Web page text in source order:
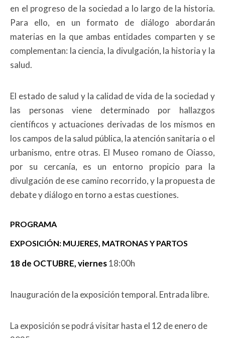
en el progreso de la sociedad a lo largo de la historia.
Para ello, en un formato de diálogo abordarán
materias en la que ambas entidades comparten y se
complementan: la ciencia, la divulgación, la historia y la
salud.
El estado de salud y la calidad de vida de la sociedad y
las personas viene determinado por hallazgos
científicos y actuaciones derivadas de los mismos en
los campos de la salud pública, la atención sanitaria o el
urbanismo, entre otras. El Museo romano de Oiasso,
por su cercanía, es un entorno propicio para la
divulgación de ese camino recorrido, y la propuesta de
debate y diálogo en torno a estas cuestiones.
PROGRAMA
EXPOSICIÓN: MUJERES, MATRONAS Y PARTOS
18 de OCTUBRE, viernes18:00h
Inauguración de la exposición temporal. Entrada libre.
La exposición se podrá visitar hasta el 12 de enero de